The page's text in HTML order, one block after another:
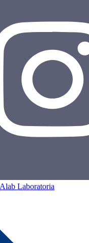
Laboratoria